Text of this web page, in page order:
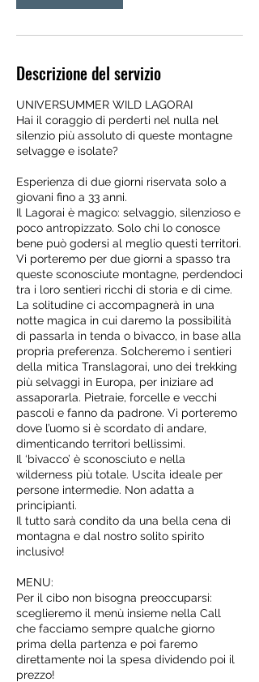
Descrizione del servizio
UNIVERSUMMER WILD LAGORAI
Hai il coraggio di perderti nel nulla nel
silenzio più assoluto di queste montagne
selvagge e isolate?
Esperienza di due giorni riservata solo a
giovani fino a 33 anni.
Il Lagorai è magico: selvaggio, silenzioso e
poco antropizzato. Solo chi lo conosce
bene può godersi al meglio questi territori.
Vi porteremo per due giorni a spasso tra
queste sconosciute montagne, perdendoci
tra i loro sentieri ricchi di storia e di cime.
La solitudine ci accompagnerà in una
notte magica in cui daremo la possibilità
di passarla in tenda o bivacco, in base alla
propria preferenza. Solcheremo i sentieri
della mitica Translagorai, uno dei trekking
più selvaggi in Europa, per iniziare ad
assaporarla. Pietraie, forcelle e vecchi
pascoli e fanno da padrone. Vi porteremo
dove l’uomo si è scordato di andare,
dimenticando territori bellissimi.
Il ‘bivacco’ è sconosciuto e nella
wilderness più totale. Uscita ideale per
persone intermedie. Non adatta a
principianti.
Il tutto sarà condito da una bella cena di
montagna e dal nostro solito spirito
inclusivo!
MENU:
Per il cibo non bisogna preoccuparsi:
sceglieremo il menù insieme nella Call
che facciamo sempre qualche giorno
prima della partenza e poi faremo
direttamente noi la spesa dividendo poi il
prezzo!